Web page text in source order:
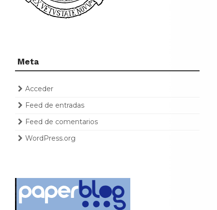
Meta
Acceder
Feed de entradas
Feed de comentarios
WordPress.org